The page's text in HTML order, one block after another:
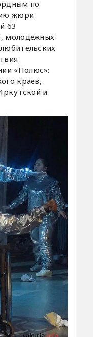
по
жюри
63
молодежных
«Полюс»:
краев,
и